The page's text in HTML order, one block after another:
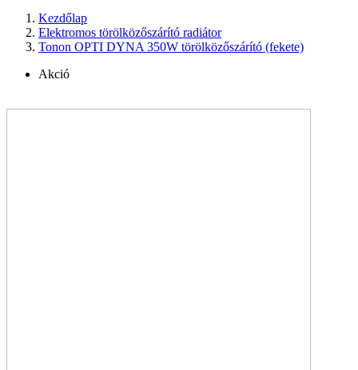
Kezdőlap
Elektromos törölközőszárító radiátor
Tonon OPTI DYNA 350W törölközőszárító (fekete)
Akció